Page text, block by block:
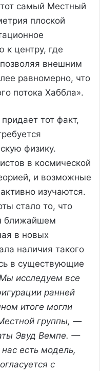
самый Местный
плоской
к центру, где
внешним
равномерно, что
потока Хаббла».
тот факт,
физику.
в космической
и возможные
изучаются.
стало то, что
ближайшем
в новых
наличия такого
в существующие
Мы исследуем все
ранней
итоге могли
группы, —
Эвуд Вемпе. —
есть модель,
с